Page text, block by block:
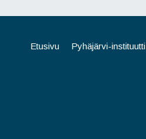
Etusivu Pyhäjärvi-instituutti